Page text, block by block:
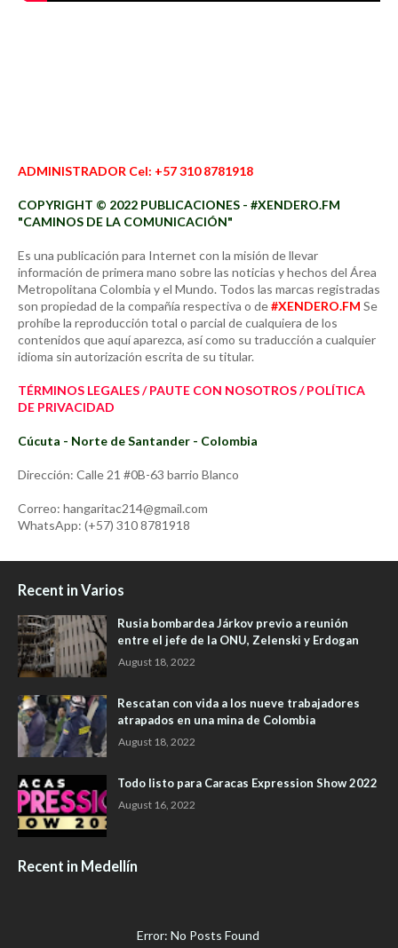
ADMINISTRADOR Cel: +57 310 8781918
COPYRIGHT © 2022 PUBLICACIONES - #XENDERO.FM
"CAMINOS DE LA COMUNICACIÓN"
Es una publicación para Internet con la misión de llevar
información de primera mano sobre las noticias y hechos del Área
Metropolitana Colombia y el Mundo. Todos las marcas registradas
son propiedad de la compañía respectiva o de#XENDERO.FM Se
prohíbe la reproducción total o parcial de cualquiera de los
contenidos que aquí aparezca, así como su traducción a cualquier
idioma sin autorización escrita de su titular.
TÉRMINOS LEGALES / PAUTE CON NOSOTROS / POLÍTICA
DE PRIVACIDAD
Cúcuta - Norte de Santander - Colombia
Dirección: Calle 21 #0B-63 barrio Blanco
Correo: hangaritac214@gmail.com
WhatsApp: (+57) 310 8781918
Recent in Varios
Rusia bombardea Járkov previo a reunión
entre el jefe de la ONU, Zelenski y Erdogan
August 18, 2022
Rescatan con vida a los nueve trabajadores
atrapados en una mina de Colombia
August 18, 2022
Todo listo para Caracas Expression Show 2022
August 16, 2022
Recent in Medellín
Error: No Posts Found